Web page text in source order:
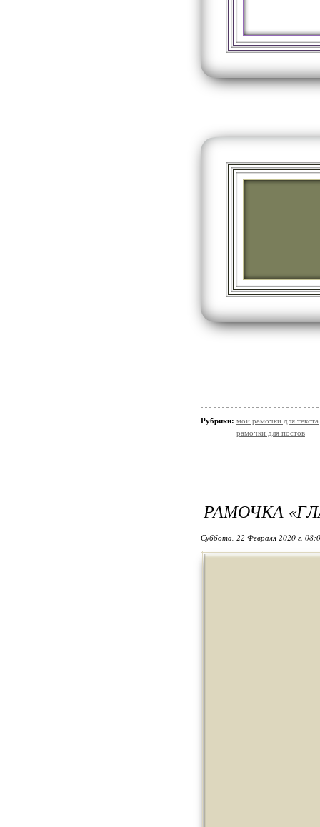
Рубрики: мои рамочки для текста
рамочки для постов
РАМОЧКА
Суббота, 22 Февраля 2020 г.